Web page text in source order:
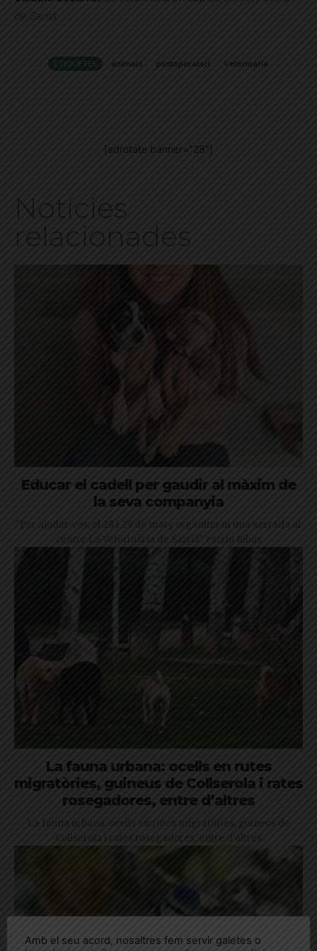
de Sarrià
ETIQUETES animals postoperatori Veterinària
[adrotate banner="28"]
Notícies
relacionades
Educar el cadell per gaudir al màxim de
la seva companyia
"Per ajudar-vos, el 28 i 29 de març organitzem una xerrada al
centre La Veterinària de Sarrià", escriu Ribas
La fauna urbana: ocells en rutes
migratòries, guineus de Collserola i rates
rosegadores, entre d’altres
La fauna urbana: ocells en rutes migratòries, guineus de
Collserola i rates rosegadores, entre d'altres
Amb el seu acord, nosaltres fem servir galetes o